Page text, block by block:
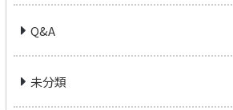
Q&A
未分類